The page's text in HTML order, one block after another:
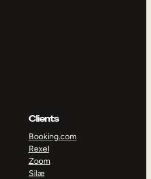
Clients
Booking.com
Rexel
Zoom
Silæ